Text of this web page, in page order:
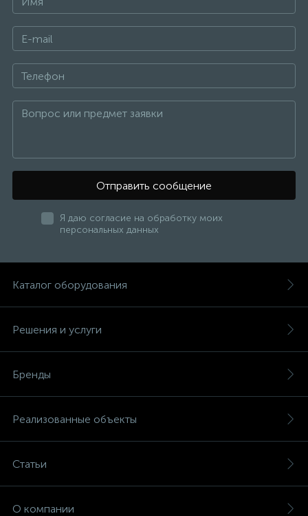
Отправить сообщение
Я даю согласие на обработку моих
персональных данных
Каталог оборудования
Решения и услуги
Бренды
Реализованные объекты
Статьи
О компании